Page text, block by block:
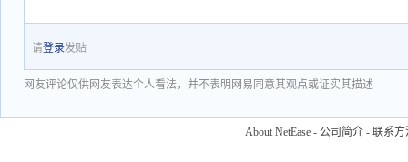
请登录发贴
网友评论仅供网友表达个人看法，并不表明网易同意其观点或证实其描述
About NetEase - 公司简介 - 联系方